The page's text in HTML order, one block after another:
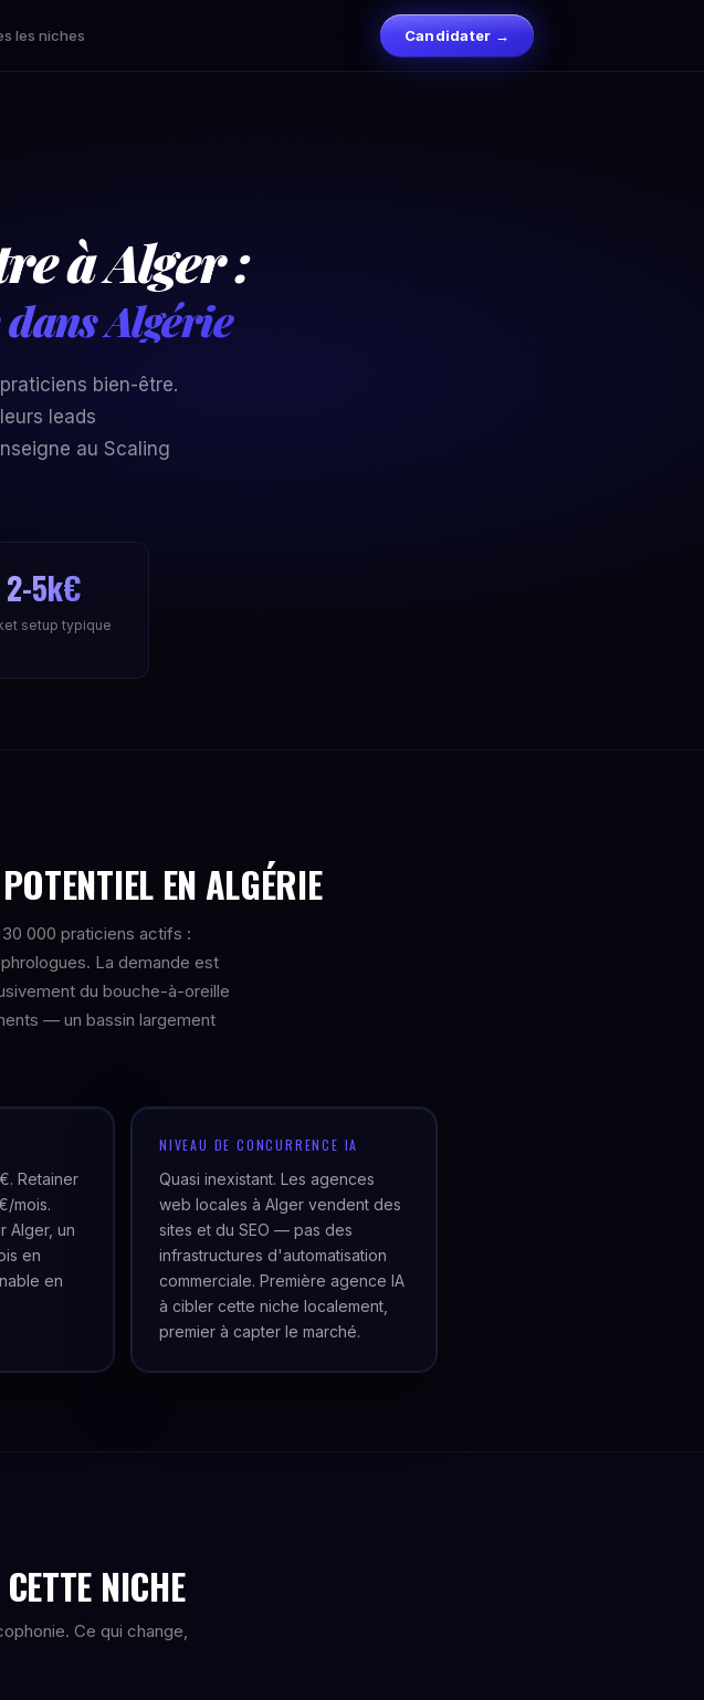
les niches Candidater →
à Alger :
Algérie
bien-être.
leads
au Scaling
2-5k€
setup typique
EN ALGÉRIE
000 praticiens actifs :
La demande est
du bouche-à-oreille
— un bassin largement
Retainer
mois.
Alger, un
en
en
NIVEAU DE CONCURRENCE IA
Quasi inexistant. Les agences
web locales à Alger vendent des
sites et du SEO — pas des
infrastructures d'automatisation
commerciale. Première agence IA
à cibler cette niche localement,
premier à capter le marché.
NICHE
Ce qui change,